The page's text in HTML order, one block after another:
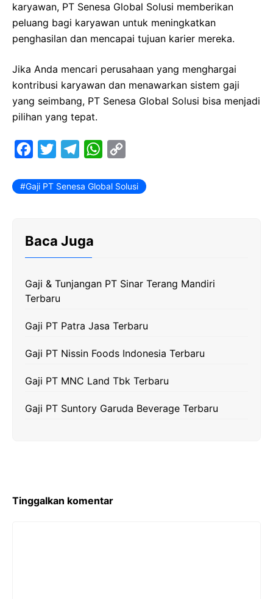
karyawan, PT Senesa Global Solusi memberikan
peluang bagi karyawan untuk meningkatkan
penghasilan dan mencapai tujuan karier mereka.
Jika Anda mencari perusahaan yang menghargai
kontribusi karyawan dan menawarkan sistem gaji
yang seimbang, PT Senesa Global Solusi bisa menjadi
pilihan yang tepat.
c
o
o
i
e
r
l
r
a
W
a
p
p
k
Gaji PT Senesa Global Solusi
Baca Juga
Gaji & Tunjangan PT Sinar Terang Mandiri
Terbaru
Gaji PT Patra Jasa Terbaru
Gaji PT Nissin Foods Indonesia Terbaru
Gaji PT MNC Land Tbk Terbaru
Gaji PT Suntory Garuda Beverage Terbaru
Tinggalkan komentar